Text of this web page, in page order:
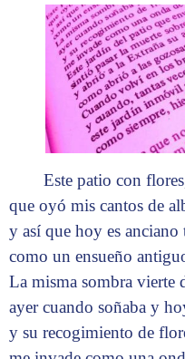
Este patio con
que oyó mis cantos de
y así que hoy es anciano
como un ensueño
La misma sombra vierte
ayer cuando soñaba y
y su recogimiento de